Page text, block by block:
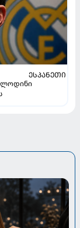
ᲔᲡᲞᲐᲜᲔᲗᲘ
ლოდინი